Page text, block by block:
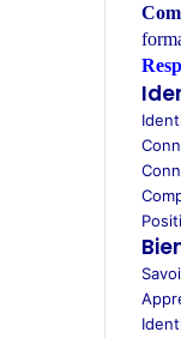
a
t
s
A
p
p